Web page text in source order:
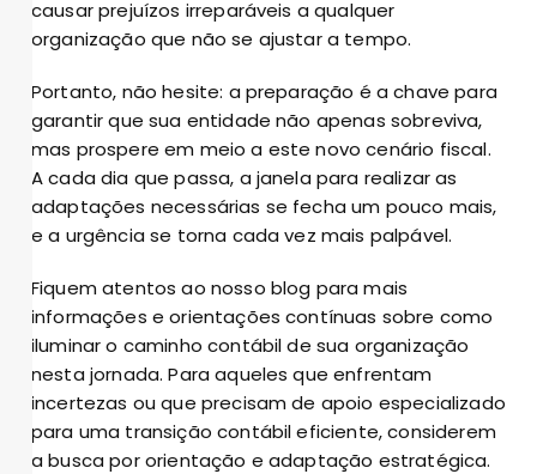
causar prejuízos irreparáveis a qualquer
organização que não se ajustar a tempo.
Portanto, não hesite: a preparação é a chave para
garantir que sua entidade não apenas sobreviva,
mas prospere em meio a este novo cenário fiscal.
A cada dia que passa, a janela para realizar as
adaptações necessárias se fecha um pouco mais,
e a urgência se torna cada vez mais palpável.
Fiquem atentos ao nosso blog para mais
informações e orientações contínuas sobre como
iluminar o caminho contábil de sua organização
nesta jornada. Para aqueles que enfrentam
incertezas ou que precisam de apoio especializado
para uma transição contábil eficiente, considerem
a busca por orientação e adaptação estratégica.